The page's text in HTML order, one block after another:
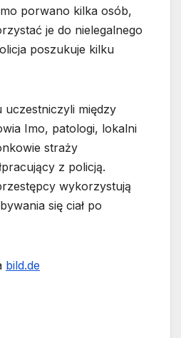
porwano kilka osób,
je do nielegalnego
poszukuje kilku
uczestniczyli między
Imo, patologi, lokalni
straży
z policją.
wykorzystują
się ciał po
bild.de